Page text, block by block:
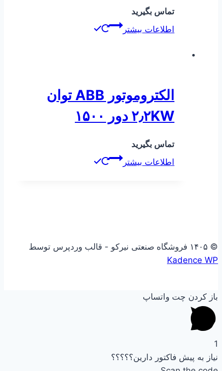
تماس بگیرید
اطلاعات بیشتر
الکتروموتور ABB توان
۲٫۲KW دور ۱۵۰۰
تماس بگیرید
اطلاعات بیشتر
© ۱۴۰۵ فروشگاه صنعتی نیرکو - قالب وردپرس توسط
Kadence WP
باز کردن چت واتساپ
1
نیاز به پیش فاکتور دارین؟؟؟؟؟